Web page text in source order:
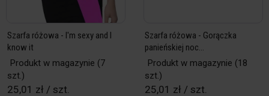
Szarfa różowa - I'm sexy and I
know it
Produkt w magazynie (7
szt.)
25,01 zł / szt.
Szarfa różowa - Gorączka
panieńskiej noc...
Produkt w magazynie (18
szt.)
25,01 zł / szt.